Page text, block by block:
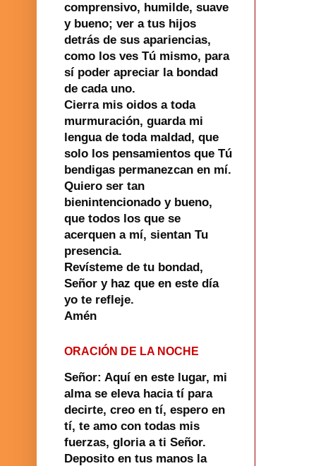
comprensivo, humilde, suave
y bueno; ver a tus hijos
detrás de sus apariencias,
como los ves Tú mismo, para
sí poder apreciar la bondad
de cada uno.
Cierra mis oidos a toda
murmuración, guarda mi
lengua de toda maldad, que
solo los pensamientos que Tú
bendigas permanezcan en mí.
Quiero ser tan
bienintencionado y bueno,
que todos los que se
acerquen a mí, sientan Tu
presencia.
Revísteme de tu bondad,
Señor y haz que en este día
yo te refleje.
Amén
ORACIÓN DE LA NOCHE
Señor: Aquí en este lugar, mi
alma se eleva hacia tí para
decirte, creo en tí, espero en
tí, te amo con todas mis
fuerzas, gloria a ti Señor.
Deposito en tus manos la